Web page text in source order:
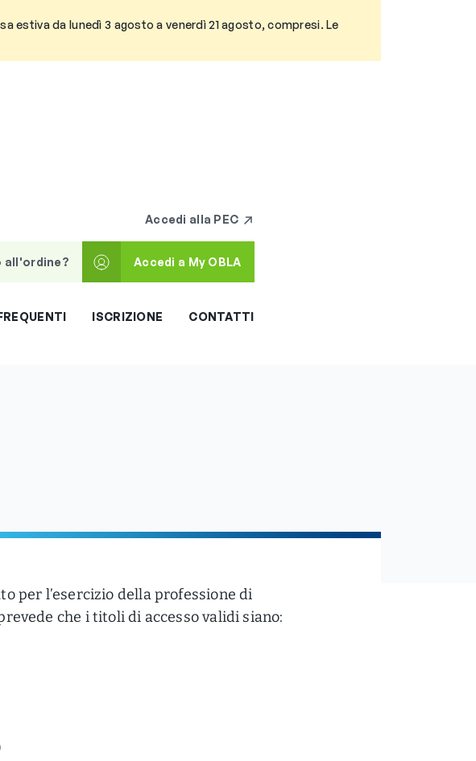
estiva da lunedì 3 agosto a venerdì 21 agosto, compresi. Le
Accedi alla PEC
all'ordine?
Accedi a My OBLA
ISCRIZIONE CONTATTI
per l’esercizio della professione di
che i titoli di accesso validi siano: